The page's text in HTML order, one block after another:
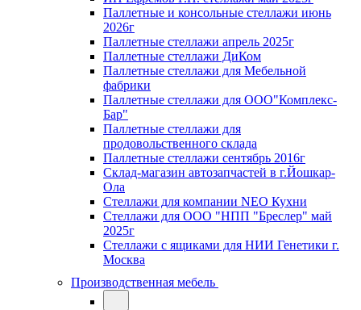
Паллетные и консольные стеллажи июнь
2026г
Паллетные стеллажи апрель 2025г
Паллетные стеллажи ДиКом
Паллетные стеллажи для Мебельной
фабрики
Паллетные стеллажи для ООО"Комплекс-
Бар"
Паллетные стеллажи для
продовольственного склада
Паллетные стеллажи сентябрь 2016г
Склад-магазин автозапчастей в г.Йошкар-
Ола
Стеллажи для компании NEO Кухни
Стеллажи для ООО "НПП "Бреслер" май
2025г
Стеллажи с ящиками для НИИ Генетики г.
Москва
Производственная мебель